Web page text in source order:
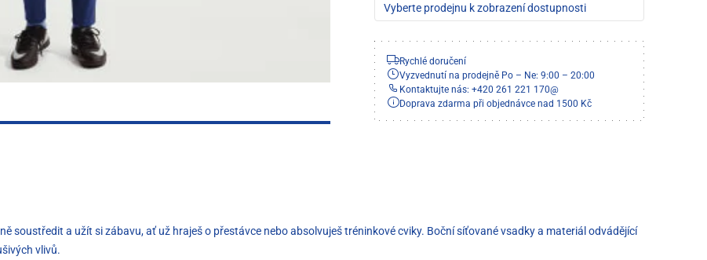
Vyberte prodejnu k zobrazení dostupnosti
Rychlé doručení
Vyzvednutí na prodejně Po – Ne: 9:00 – 20:00
Kontaktujte nás: +420 261 221 170@
Doprava zdarma při objednávce nad 1500 Kč
soustředit a užít si zábavu, ať už hraješ o přestávce nebo absolvuješ tréninkové cviky. Boční síťované vsadky a materiál odvádějící
vlivů.